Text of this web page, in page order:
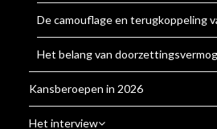
De camouflage en terugkoppeling
Het belang van
Kansberoepen in 2026
Het interview